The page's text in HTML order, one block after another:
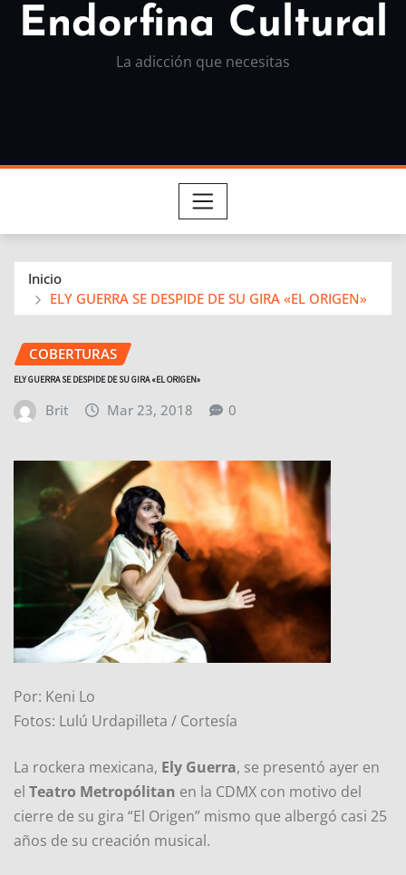
Endorfina Cultural
La adicción que necesitas
Inicio
ELY GUERRA SE DESPIDE DE SU GIRA «EL ORIGEN»
COBERTURAS
ELY GUERRA SE DESPIDE DE SU GIRA «EL ORIGEN»
Brit Mar 23, 2018 0
Por: Keni Lo
Fotos: Lulú Urdapilleta / Cortesía
La rockera mexicana, Ely Guerra, se presentó ayer en
el Teatro Metropólitan en la CDMX con motivo del
cierre de su gira “El Origen” mismo que albergó casi 25
años de su creación musical.